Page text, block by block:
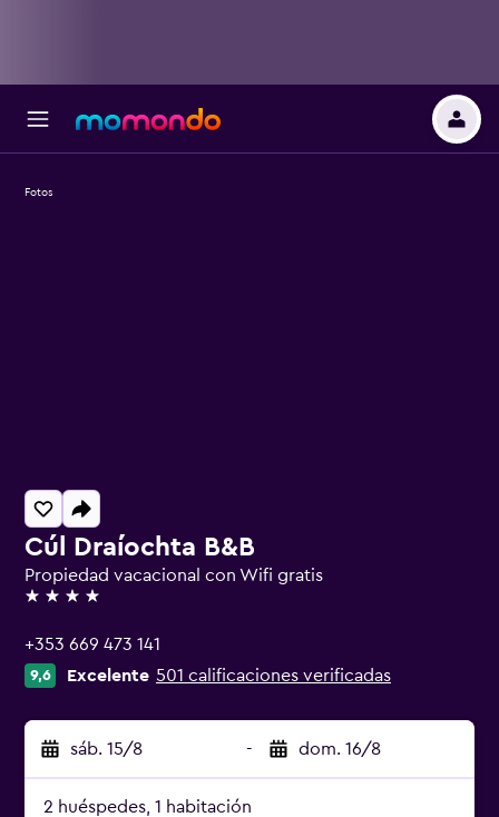
Cúl Draíochta B&B
Propiedad vacacional con Wifi gratis
4 estrellas
+353 669 473 141
9,6 Excelente 501 calificaciones verificadas
sáb. 15/8 - dom. 16/8
2 huéspedes, 1 habitación
Fotos